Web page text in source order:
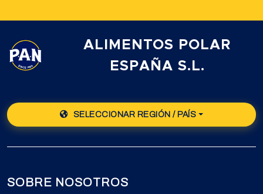
ALIMENTOS POLAR
ESPAÑA S.L.
SELECCIONAR REGIÓN / PAÍS
SOBRE NOSOTROS